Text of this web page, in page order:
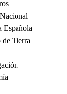
Española
de Tierra